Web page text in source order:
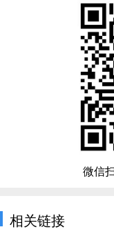
微信
相关链接